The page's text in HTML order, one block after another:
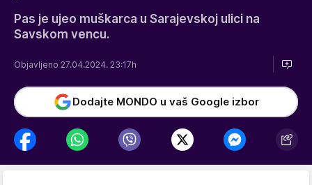
Pas je ujeo muškarca u Sarajevskoj ulici na
Savskom vencu.
Objavljeno 27.04.2024. 23:17h
Dodajte MONDO u vaš Google izbor